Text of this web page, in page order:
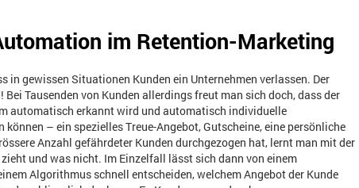
im Retention-Marketing
in gewissen Situationen Kunden ein Unternehmen verlassen. Der
Tausenden von Kunden allerdings freut man sich doch, dass der
automatisch erkannt wird und automatisch individuelle
– ein spezielles Treue-Angebot, Gutscheine, eine persönliche
Anzahl gefährdeter Kunden durchgezogen hat, lernt man mit der
und was nicht. Im Einzelfall lässt sich dann von einem
Algorithmus schnell entscheiden, welchem Angebot der Kunde